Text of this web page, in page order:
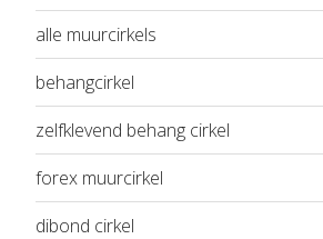
alle muurcirkels
behangcirkel
zelfklevend behang cirkel
forex muurcirkel
dibond cirkel